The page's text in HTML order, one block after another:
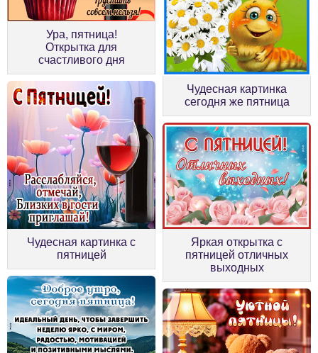
Ура, пятница!
Открытка для
счастливого дня
Чудесная картинка
сегодня же пятница
Чудесная картинка с
пятницей
Яркая открытка с
пятницей отличных
выходных